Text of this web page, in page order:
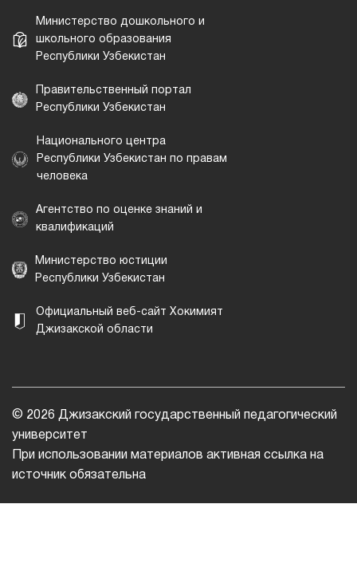
Министерство дошкольного и
школьного образования
Республики Узбекистан
Правительственный портал
Республики Узбекистан
Национального центра
Республики Узбекистан по правам
человека
Агентство по оценке знаний и
квалификаций
Министерство юстиции
Республики Узбекистан
Официальный веб-сайт Хокимият
Джизакской области
© 2026 Джизакский государственный педагогический
университет
При использовании материалов активная ссылка на
источник обязательна